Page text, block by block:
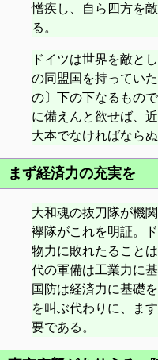
憎疾し、自ら四方を
る。
ドイツは世界を敵と
の同盟国を持ってい
の〕下の下なるもの
に備えんと欲せば、
大本でなければならぬ
まず経済力の充実を
大和魂の抜刀隊が機
襷隊がこれを明証。
物力に敗れたること
代の軍備は工業力に
国防は経済力に基礎
を叫ぶ代わりに、ま
要である。